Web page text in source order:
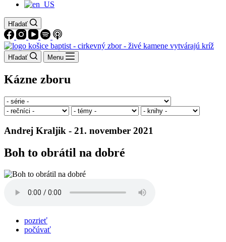
Hľadať
Hľadať Menu
Kázne zboru
Andrej Kraljik - 21. november 2021
Boh to obrátil na dobré
pozrieť
počúvať